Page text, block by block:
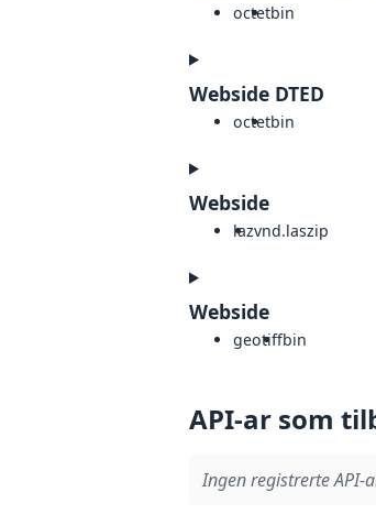
octetbin
Webside DTED
octetbin
Webside
lazvnd.laszip
Webside
geotiffbin
API-ar som
Ingen registrerte API-